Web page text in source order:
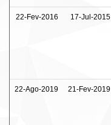
22-Fev-2016 17-Jul-2015
22-Ago-2019 21-Fev-2019